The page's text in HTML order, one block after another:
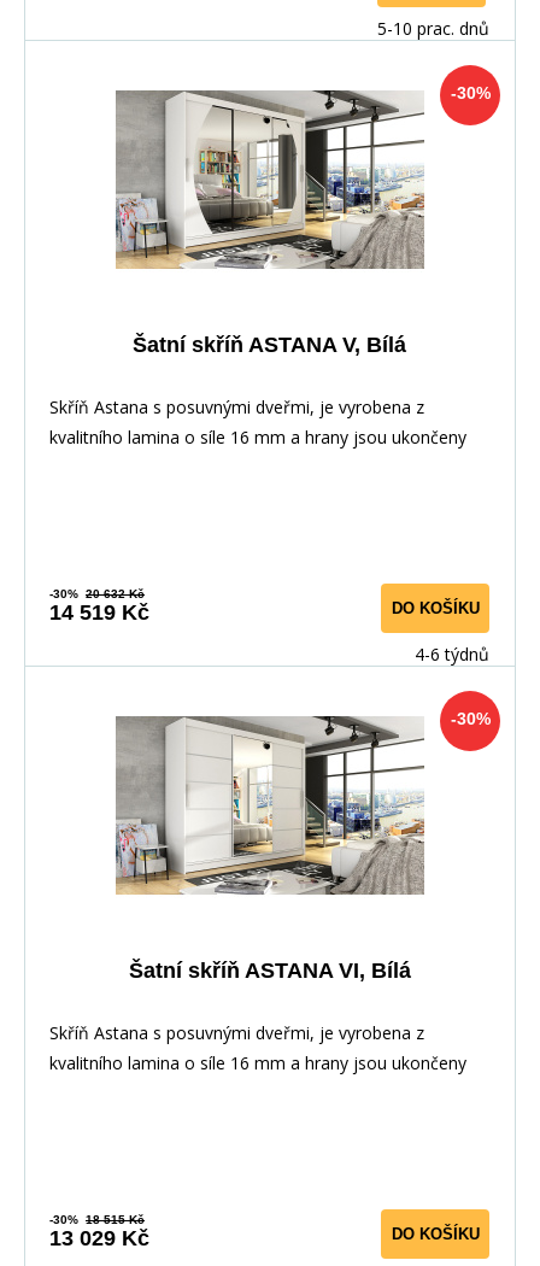
5-10 prac. dnů
-30%
Šatní skříň ASTANA V, Bílá
Skříň Astana s posuvnými dveřmi, je vyrobena z
kvalitního lamina o síle 16 mm a hrany jsou ukončeny
-30% 20 632 Kč
14 519 Kč DO KOŠÍKU
4-6 týdnů
-30%
Šatní skříň ASTANA VI, Bílá
Skříň Astana s posuvnými dveřmi, je vyrobena z
kvalitního lamina o síle 16 mm a hrany jsou ukončeny
-30% 18 515 Kč
13 029 Kč DO KOŠÍKU